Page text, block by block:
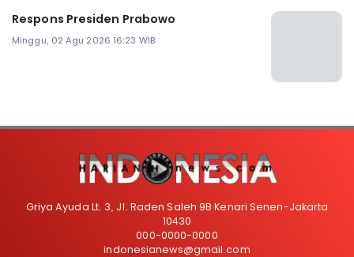
Respons Presiden Prabowo
Minggu, 02 Agu 2026 16:23 WIB
Griya Ayuda Lt. 3, Jl. Raden Saleh 9B Kenari Senen-Jakarta
10430
000-0000-0000
indonesianews@gmail.com